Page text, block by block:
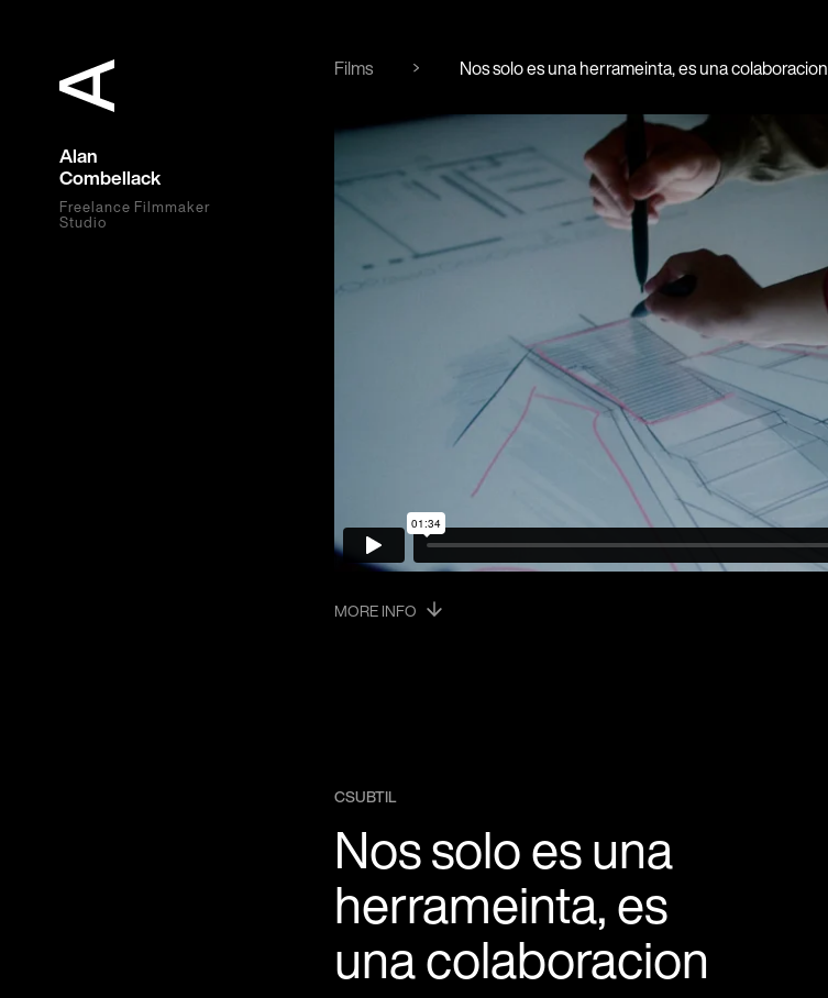
Alan
Combellack
Freelance Filmmaker
Studio
Films Nos solo es una herrameinta, es una colaboracion
MORE INFO
CSUBTIL
Nos solo es una
herrameinta, es
una colaboracion